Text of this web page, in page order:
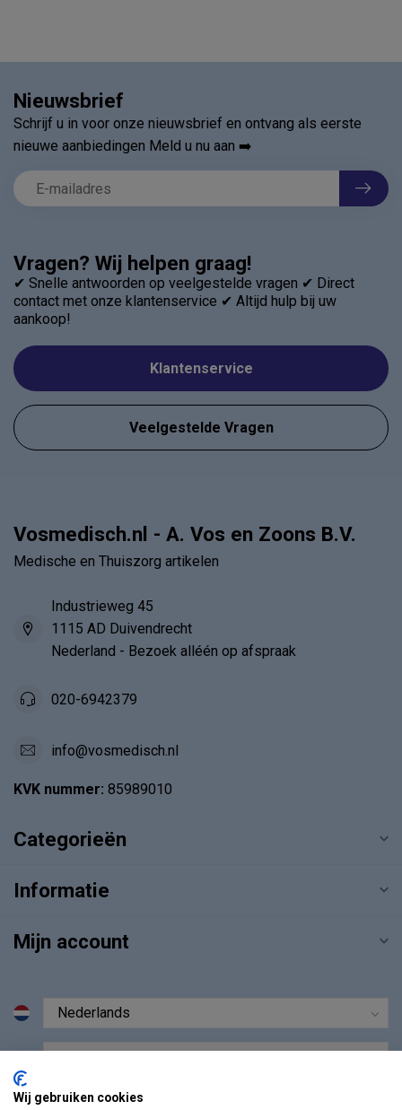
Vragen? Wij helpen graag!
✔ Snelle antwoorden op veelgestelde vragen ✔ Direct
contact met onze klantenservice ✔ Altijd hulp bij uw
aankoop!
Klantenservice
Veelgestelde Vragen
Nieuwsbrief
Schrijf u in voor onze nieuwsbrief en ontvang als eerste
nieuwe aanbiedingen Meld u nu aan ➡️
Vosmedisch.nl - A. Vos en Zoons B.V.
Medische en Thuiszorg artikelen
Industrieweg 45
1115 AD Duivendrecht
Nederland - Bezoek alléén op afspraak
020-6942379
info@vosmedisch.nl
KVK nummer: 85989010
Categorieën
Informatie
Mijn account
Wij gebruiken cookies